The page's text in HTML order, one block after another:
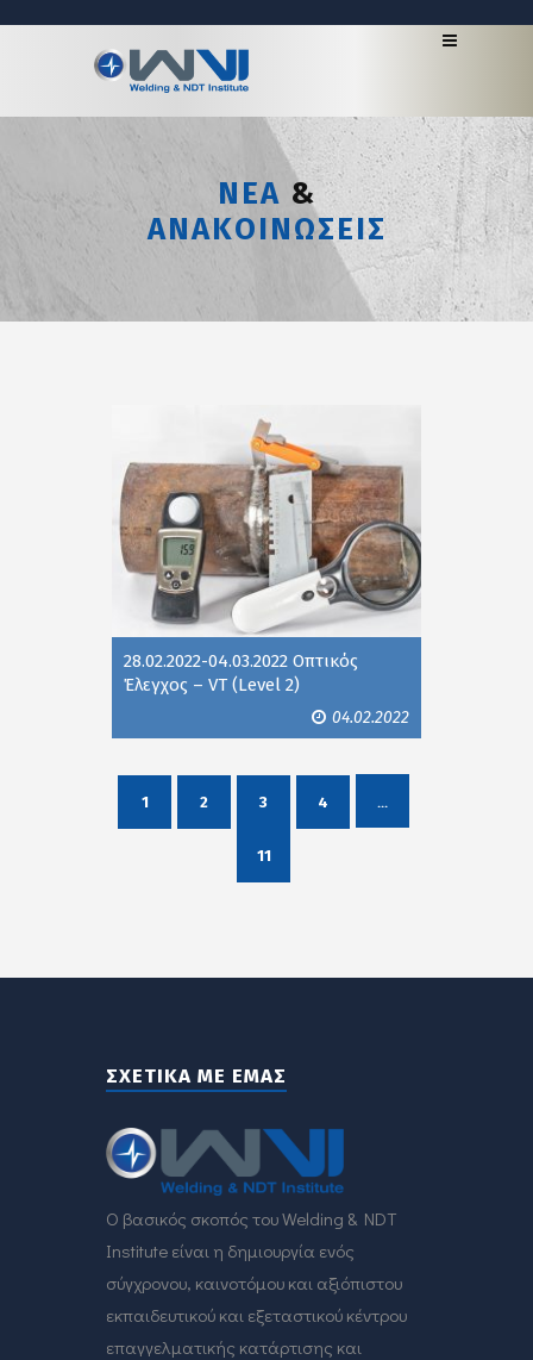
ΝΕΑ &
ΑΝΑΚΟΙΝΩΣΕΙΣ
28.02.2022-04.03.2022 Οπτικός
Έλεγχος – VT (Level 2)
04.02.2022
1 2 3 4 ...
11
ΣΧΕΤΙΚΑ ΜΕ ΕΜΑΣ
O βασικός σκοπός του Welding & NDT
Institute είναι η δημιουργία ενός
σύγχρονου, καινοτόμου και αξιόπιστου
εκπαιδευτικού και εξεταστικού κέντρου
επαγγελματικής κατάρτισης και